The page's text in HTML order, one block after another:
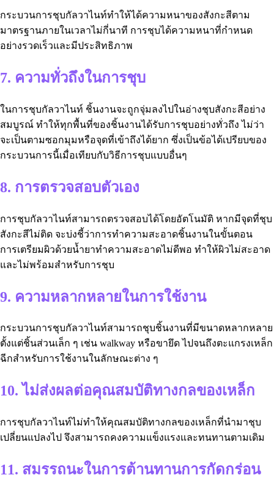
กระบวนการชุบกัลวาไนท์ทำให้ได้ความหนาของสังกะสีตาม
มาตรฐานภายในเวลาไม่กี่นาที การชุบได้ความหนาที่กำหนด
อย่างรวดเร็วและมีประสิทธิภาพ
7. ความทั่วถึงในการชุบ
ในการชุบกัลวาไนท์ ชิ้นงานจะถูกจุ่มลงไปในอ่างชุบสังกะสีอย่าง
สมบูรณ์ ทำให้ทุกพื้นที่ของชิ้นงานได้รับการชุบอย่างทั่วถึง ไม่ว่า
จะเป็นตามซอกมุมหรือจุดที่เข้าถึงได้ยาก ซึ่งเป็นข้อได้เปรียบของ
กระบวนการนี้เมื่อเทียบกับวิธีการชุบแบบอื่นๆ
8. การตรวจสอบตัวเอง
การชุบกัลวาไนท์สามารถตรวจสอบได้โดยอัตโนมัติ หากมีจุดที่ชุบ
สังกะสีไม่ติด จะบ่งชี้ว่าการทำความสะอาดชิ้นงานในขั้นตอน
การเตรียมผิวด้วยน้ำยาทำความสะอาดไม่ดีพอ ทำให้ผิวไม่สะอาด
และไม่พร้อมสำหรับการชุบ
9. ความหลากหลายในการใช้งาน
กระบวนการชุบกัลวาไนท์สามารถชุบชิ้นงานที่มีขนาดหลากหลาย
ตั้งแต่ชิ้นส่วนเล็ก ๆ เช่น walkway หรือขายึด ไปจนถึงตะแกรงเหล็ก
ฉีกสำหรับการใช้งานในลักษณะต่าง ๆ
10. ไม่ส่งผลต่อคุณสมบัติทางกลของเหล็ก
การชุบกัลวาไนท์ไม่ทำให้คุณสมบัติทางกลของเหล็กที่นำมาชุบ
เปลี่ยนแปลงไป จึงสามารถคงความแข็งแรงและทนทานตามเดิม
11. สมรรถนะในการต้านทานการกัดกร่อน